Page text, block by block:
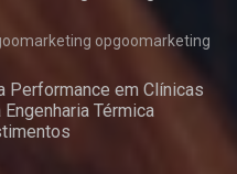
opgoomarketing
Performance em Clínicas
Térmica